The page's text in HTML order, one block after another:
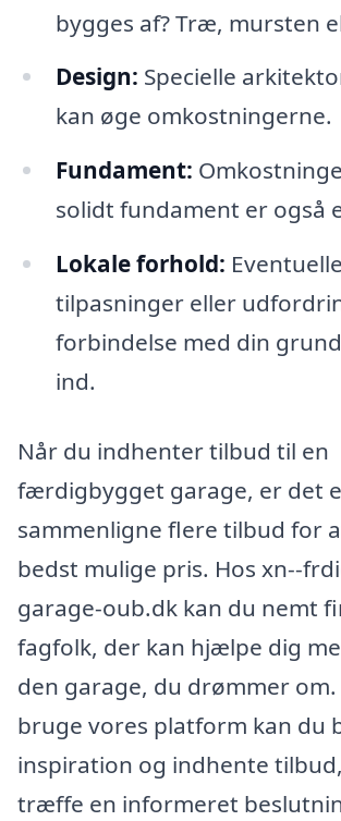
bygges af? Træ, mursten
Design: Specielle
kan øge omkostningerne.
Fundament:
solidt fundament er også
Lokale forhold:
tilpasninger eller
forbindelse med din
ind.
Når du indhenter tilbud til en
færdigbygget garage, er det
sammenligne flere tilbud for
bedst mulige pris. Hos xn--
garage-oub.dk kan du nemt
fagfolk, der kan hjælpe dig
den garage, du drømmer om.
bruge vores platform kan du
inspiration og indhente
træffe en informeret